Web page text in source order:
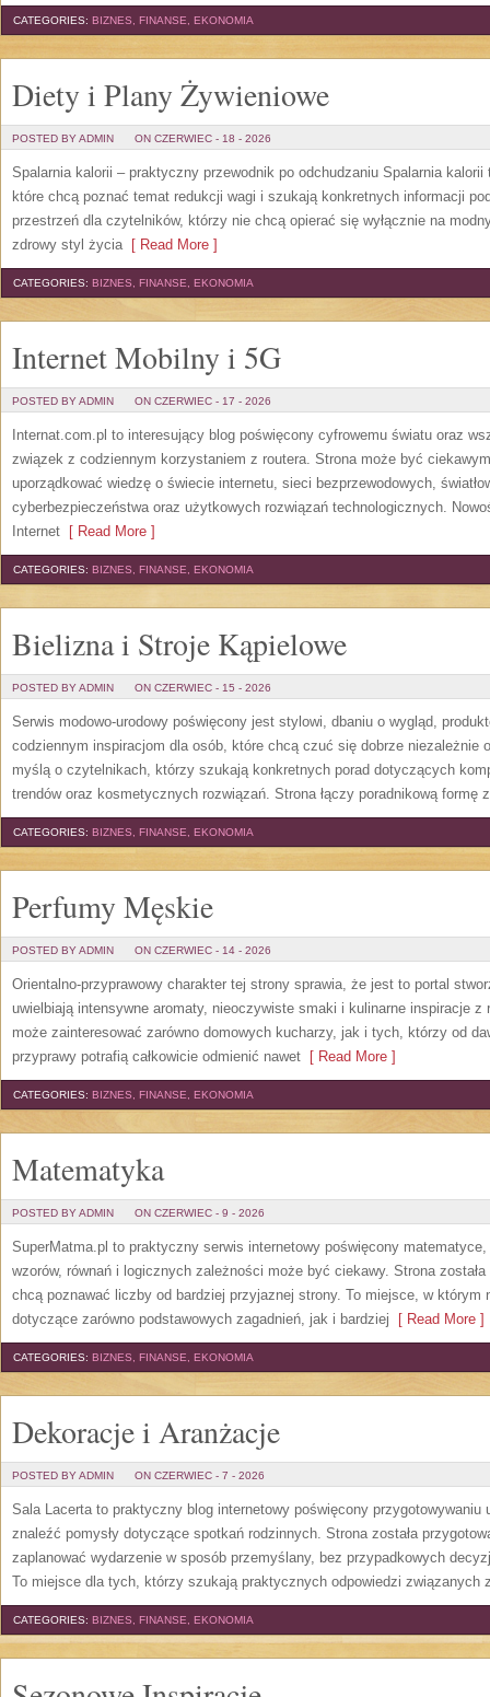
CATEGORIES: BIZNES, FINANSE, EKONOMIA
Diety i Plany Żywieniowe
POSTED BY ADMIN ON CZERWIEC - 18 - 2026
Spalarnia kalorii – praktyczny przewodnik po odchudzaniu Spalarnia
które chcą poznać temat redukcji wagi i szukają konkretnych informacji
przestrzeń dla czytelników, którzy nie chcą opierać się wyłącznie na
zdrowy styl życia[ Read More ]
CATEGORIES: BIZNES, FINANSE, EKONOMIA
Internet Mobilny i 5G
POSTED BY ADMIN ON CZERWIEC - 17 - 2026
Internat.com.pl to interesujący blog poświęcony cyfrowemu światu oraz
związek z codziennym korzystaniem z routera. Strona może być
uporządkować wiedzę o świecie internetu, sieci bezprzewodowych,
cyberbezpieczeństwa oraz użytkowych rozwiązań technologicznych.
Internet [ Read More ]
CATEGORIES: BIZNES, FINANSE, EKONOMIA
Bielizna i Stroje Kąpielowe
POSTED BY ADMIN ON CZERWIEC - 15 - 2026
Serwis modowo-urodowy poświęcony jest stylowi, dbaniu o wygląd,
codziennym inspiracjom dla osób, które chcą czuć się dobrze niezależnie
myślą o czytelnikach, którzy szukają konkretnych porad dotyczących
trendów oraz kosmetycznych rozwiązań. Strona łączy poradnikową formę z
CATEGORIES: BIZNES, FINANSE, EKONOMIA
Perfumy Męskie
POSTED BY ADMIN ON CZERWIEC - 14 - 2026
Orientalno-przyprawowy charakter tej strony sprawia, że jest to portal
uwielbiają intensywne aromaty, nieoczywiste smaki i kulinarne inspiracje
może zainteresować zarówno domowych kucharzy, jak i tych, którzy od
przyprawy potrafią całkowicie odmienić nawet [ Read More ]
CATEGORIES: BIZNES, FINANSE, EKONOMIA
Matematyka
POSTED BY ADMIN ON CZERWIEC - 9 - 2026
SuperMatma.pl to praktyczny serwis internetowy poświęcony
wzorów, równań i logicznych zależności może być ciekawy. Strona
chcą poznawać liczby od bardziej przyjaznej strony. To miejsce, w którym
dotyczące zarówno podstawowych zagadnień, jak i bardziej [ Read More ]
CATEGORIES: BIZNES, FINANSE, EKONOMIA
Dekoracje i Aranżacje
POSTED BY ADMIN ON CZERWIEC - 7 - 2026
Sala Lacerta to praktyczny blog internetowy poświęcony
znaleźć pomysły dotyczące spotkań rodzinnych. Strona została
zaplanować wydarzenie w sposób przemyślany, bez przypadkowych
To miejsce dla tych, którzy szukają praktycznych odpowiedzi związanych
CATEGORIES: BIZNES, FINANSE, EKONOMIA